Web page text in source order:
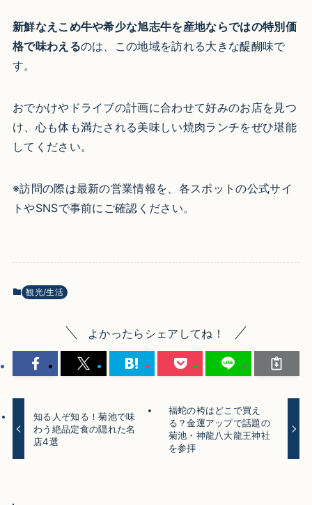
新鮮なえこめ牛や希少な旭志牛を産地ならではの特別価
格で味わえるのは、この地域を訪れる大きな醍醐味で
す。
おでかけやドライブの計画に合わせて好みのお店を見つ
け、心も体も満たされる美味しい焼肉ランチをぜひ堪能
してください。
※訪問の際は最新の営業情報を、各スポットの公式サイ
トやSNSで事前にご確認ください。
観光/生活
よかったらシェアしてね！
知る人ぞ知る！菊池で味
わう絶品定食の隠れた名
店4選
福蛇の袴はどこで買え
る？金運アップで話題の
菊池・神龍八大龍王神社
を参拝